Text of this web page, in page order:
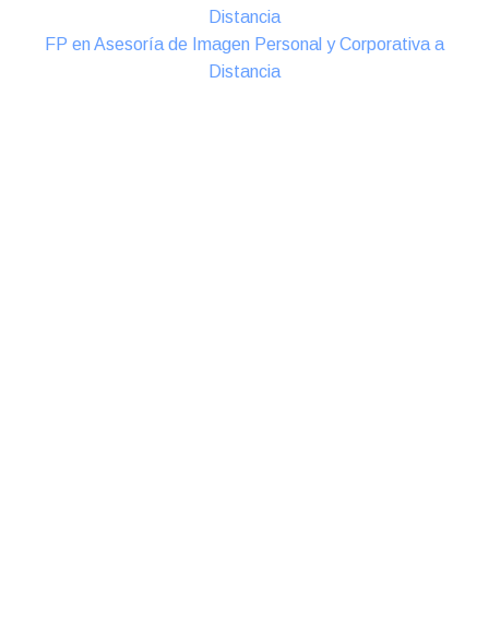
Distancia
FP en Asesoría de Imagen Personal y Corporativa a
Distancia